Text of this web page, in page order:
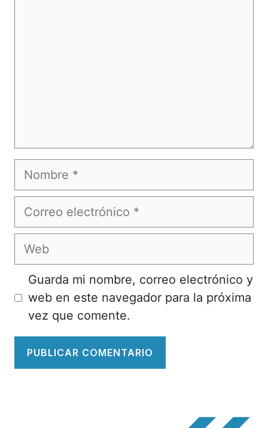
Nombre
Correo
Web
Guarda mi nombre, correo electrónico y
web en este navegador para la próxima
vez que comente.